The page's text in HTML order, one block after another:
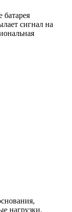
батарея
сигнал на
нагрузки.